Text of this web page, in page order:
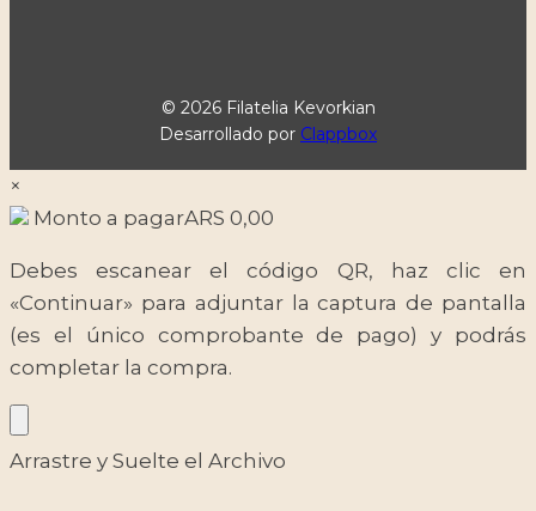
© 2026 Filatelia Kevorkian
Desarrollado por Clappbox
×
Monto a pagarARS 0,00
Debes escanear el código QR, haz clic en
«Continuar» para adjuntar la captura de pantalla
(es el único comprobante de pago) y podrás
completar la compra.
Arrastre y Suelte el Archivo